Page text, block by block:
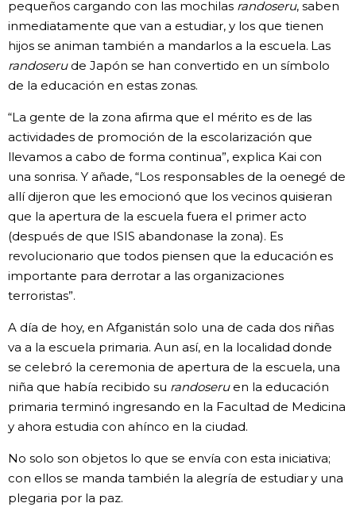
pequeños cargando con las mochilas randoseru, saben
inmediatamente que van a estudiar, y los que tienen
hijos se animan también a mandarlos a la escuela. Las
randoserude Japón se han convertido en un símbolo
de la educación en estas zonas.
“La gente de la zona afirma que el mérito es de las
actividades de promoción de la escolarización que
llevamos a cabo de forma continua”, explica Kai con
una sonrisa. Y añade, “Los responsables de la oenegé de
allí dijeron que les emocionó que los vecinos quisieran
que la apertura de la escuela fuera el primer acto
(después de que ISIS abandonase la zona). Es
revolucionario que todos piensen que la educación es
importante para derrotar a las organizaciones
terroristas”.
A día de hoy, en Afganistán solo una de cada dos niñas
va a la escuela primaria. Aun así, en la localidad donde
se celebró la ceremonia de apertura de la escuela, una
niña que había recibido su randoseruen la educación
primaria terminó ingresando en la Facultad de Medicina
y ahora estudia con ahínco en la ciudad.
No solo son objetos lo que se envía con esta iniciativa;
con ellos se manda también la alegría de estudiar y una
plegaria por la paz.